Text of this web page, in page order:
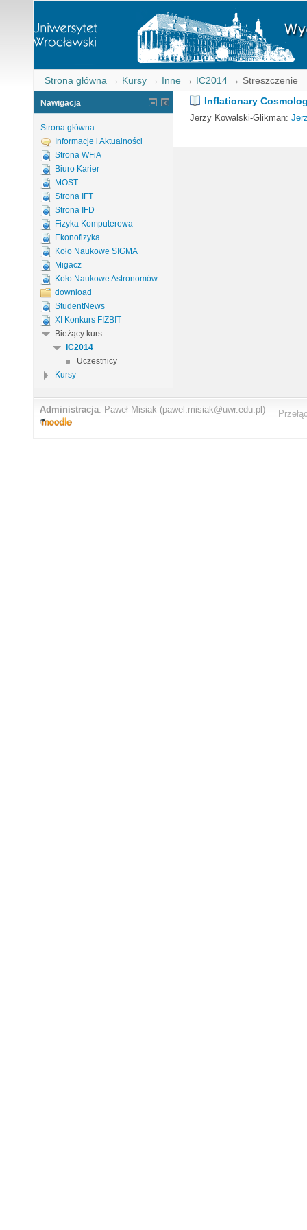
Strona główna → Kursy → Inne → IC2014 → Streszczenie
Inflationary
Jerzy Kowalski-Glikman:
Nawigacja
Strona główna
Informacje i Aktualności
Strona WFiA
Biuro Karier
MOST
Strona IFT
Strona IFD
Fizyka Komputerowa
Ekonofizyka
Koło Naukowe SIGMA
Migacz
Koło Naukowe Astronomów
download
StudentNews
XI Konkurs FIZBIT
Bieżący kurs
IC2014
Uczestnicy
Kursy
Administracja: Paweł Misiak (pawel.misiak@uwr.edu.pl)